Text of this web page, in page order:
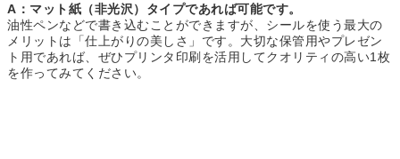
A：マット紙（非光沢）タイプであれば可能です。
油性ペンなどで書き込むことができますが、シールを使う最大の
メリットは「仕上がりの美しさ」です。大切な保管用やプレゼン
ト用であれば、ぜひプリンタ印刷を活用してクオリティの高い1枚
を作ってみてください。